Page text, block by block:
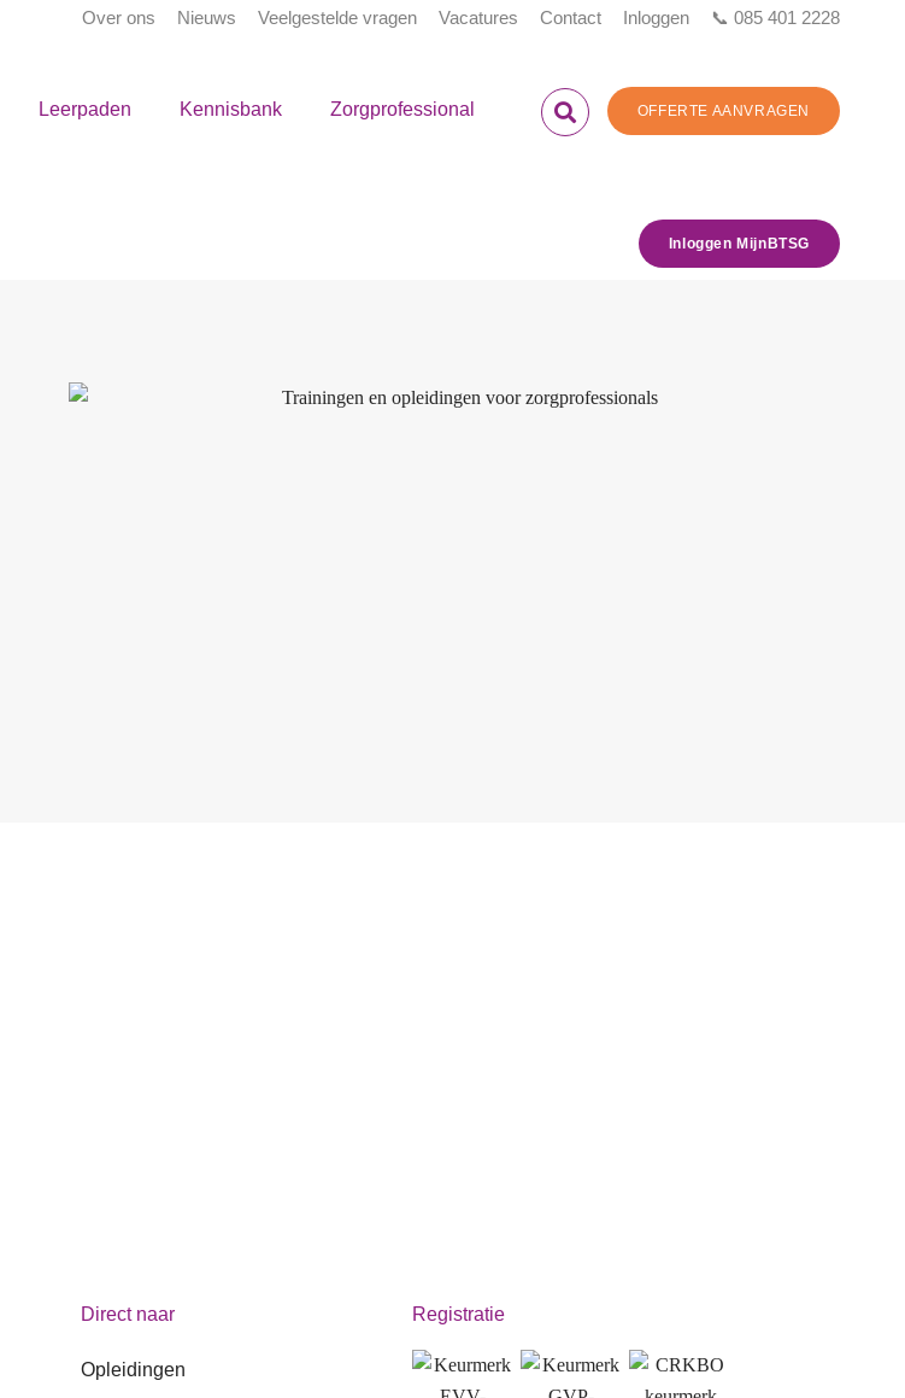
Over ons Nieuws Veelgestelde vragen Vacatures Contact Inloggen 📞 085 401 2228
Leerpaden Kennisbank Zorgprofessional OFFERTE AANVRAGEN
Inloggen MijnBTSG
Direct naar
Opleidingen
Registratie